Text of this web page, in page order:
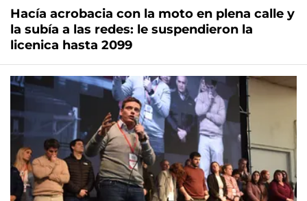
Hacía acrobacia con la moto en plena calle y
la subía a las redes: le suspendieron la
licenica hasta 2099